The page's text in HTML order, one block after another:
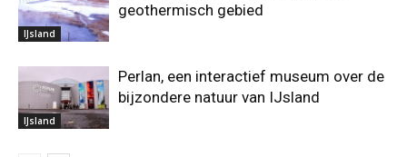
IJsland
geothermisch gebied
IJsland
Perlan, een interactief museum over de
bijzondere natuur van IJsland